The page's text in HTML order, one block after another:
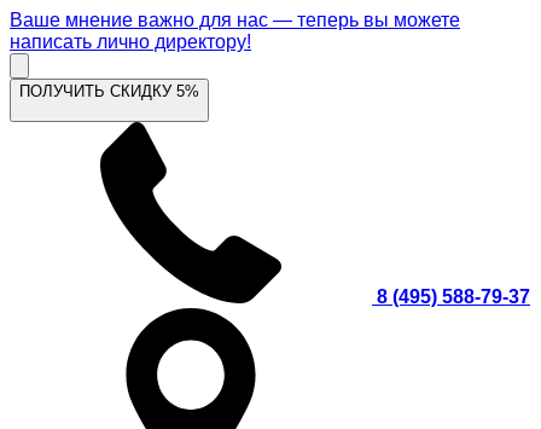
Ваше мнение важно для нас — теперь вы можете
написать лично директору!
ПОЛУЧИТЬ СКИДКУ 5%
8 (495) 588-79-37